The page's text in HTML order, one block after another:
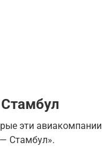
эти авиакомпании
Стамбул».